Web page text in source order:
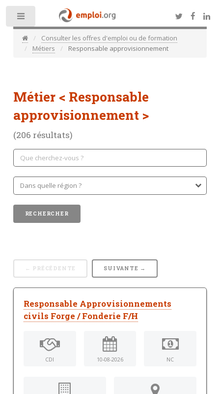
Consulter les offres d'emploi ou de formation
Métiers
Responsable approvisionnement
Métier < Responsable
approvisionnement >
(206 résultats)
← PRÉCÉDENTE SUIVANTE →
Responsable Approvisionnements
civils Forge / Fonderie F/H
CDI 10-08-2026 NC
Toggle